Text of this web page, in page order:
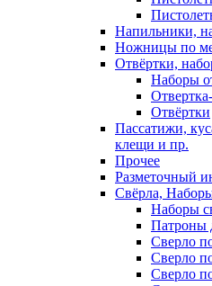
Напильники,
Ножницы по
Отвёртки,
Наборы
Отвёртки
Пассатижи,
клещи и пр.
Прочее
Разметочный
Свёрла,
Наборы
Патроны
Сверло
Сверло
Сверло